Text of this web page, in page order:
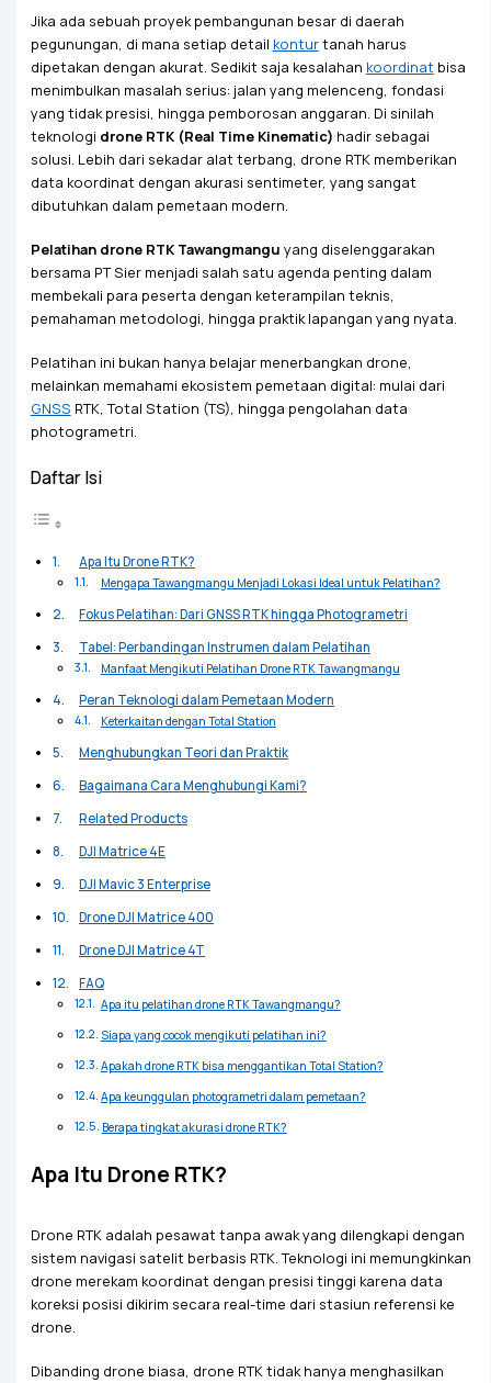
Jika ada sebuah proyek pembangunan besar di daerah
pegunungan, di mana setiap detail konturtanah harus
dipetakan dengan akurat. Sedikit saja kesalahan koordinatbisa
menimbulkan masalah serius: jalan yang melenceng, fondasi
yang tidak presisi, hingga pemborosan anggaran. Di sinilah
teknologi drone RTK (Real Time Kinematic) hadir sebagai
solusi. Lebih dari sekadar alat terbang, drone RTK memberikan
data koordinat dengan akurasi sentimeter, yang sangat
dibutuhkan dalam pemetaan modern.
Pelatihan drone RTK Tawangmangu yang diselenggarakan
bersama PT Sier menjadi salah satu agenda penting dalam
membekali para peserta dengan keterampilan teknis,
pemahaman metodologi, hingga praktik lapangan yang nyata.
Pelatihan ini bukan hanya belajar menerbangkan drone,
melainkan memahami ekosistem pemetaan digital: mulai dari
GNSS RTK, Total Station (TS), hingga pengolahan data
photogrametri.
Daftar Isi
Apa Itu Drone RTK?
Mengapa Tawangmangu Menjadi Lokasi Ideal untuk Pelatihan?
Fokus Pelatihan: Dari GNSS RTK hingga Photogrametri
Tabel: Perbandingan Instrumen dalam Pelatihan
Manfaat Mengikuti Pelatihan Drone RTK Tawangmangu
Peran Teknologi dalam Pemetaan Modern
Keterkaitan dengan Total Station
Menghubungkan Teori dan Praktik
Bagaimana Cara Menghubungi Kami?
Related Products
DJI Matrice 4E
DJI Mavic 3 Enterprise
Drone DJI Matrice 400
Drone DJI Matrice 4T
FAQ
Apa itu pelatihan drone RTK Tawangmangu?
Siapa yang cocok mengikuti pelatihan ini?
Apakah drone RTK bisa menggantikan Total Station?
Apa keunggulan photogrametri dalam pemetaan?
Berapa tingkat akurasi drone RTK?
Apa Itu Drone RTK?
Drone RTK adalah pesawat tanpa awak yang dilengkapi dengan
sistem navigasi satelit berbasis RTK. Teknologi ini memungkinkan
drone merekam koordinat dengan presisi tinggi karena data
koreksi posisi dikirim secara real-time dari stasiun referensi ke
drone.
Dibanding drone biasa, drone RTK tidak hanya menghasilkan